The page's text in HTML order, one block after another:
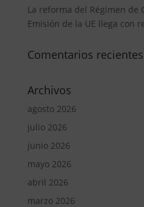
La reforma del Régimen de
Emisión de la UE llega con
Comentarios recientes
Archivos
agosto 2026
julio 2026
junio 2026
mayo 2026
abril 2026
marzo 2026